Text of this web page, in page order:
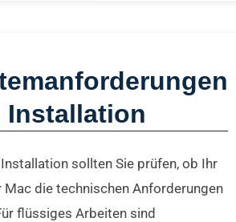
Installation
sollten Sie prüfen, ob Ihr
Mac die technischen Anforderungen
flüssiges Arbeiten sind